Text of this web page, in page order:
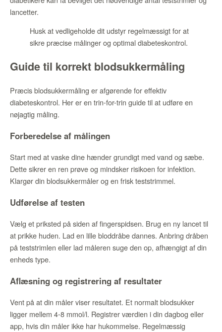
lancetter.
Husk at vedligeholde dit udstyr regelmæssigt for at
sikre præcise målinger og optimal diabeteskontrol.
Guide til korrekt blodsukkermåling
Præcis blodsukkermåling er afgørende for effektiv
diabeteskontrol. Her er en trin-for-trin guide til at udføre en
nøjagtig måling.
Forberedelse af målingen
Start med at vaske dine hænder grundigt med vand og sæbe.
Dette sikrer en ren prøve og mindsker risikoen for infektion.
Klargør din blodsukkermåler og en frisk teststrimmel.
Udførelse af testen
Vælg et priksted på siden af fingerspidsen. Brug en ny lancet til
at prikke huden. Lad en lille bloddråbe dannes. Anbring dråben
på teststrimlen eller lad måleren suge den op, afhængigt af din
enheds type.
Aflæsning og registrering af resultater
Vent på at din måler viser resultatet. Et normalt blodsukker
ligger mellem 4-8 mmol/l. Registrer værdien i din dagbog eller
app, hvis din måler ikke har hukommelse. Regelmæssig